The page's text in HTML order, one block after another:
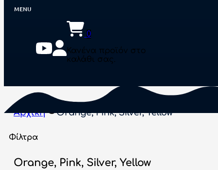
0
Κανένα προϊόν στο
καλάθι σας.
Αρχική Orange, Pink, Silver, Yellow
Φίλτρα
Orange, Pink, Silver, Yellow